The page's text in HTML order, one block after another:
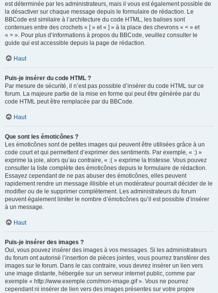
est déterminée par les administrateurs, mais il vous est également possible de
la désactiver sur chaque message depuis le formulaire de rédaction. Le
BBCode est similaire à l’architecture du code HTML, les balises sont
contenues entre des crochets « [ » et « ] » à la place des chevrons « < » et
« > ». Pour plus d’informations à propos du BBCode, veuillez consulter le
guide qui est accessible depuis la page de rédaction.
Haut
Puis-je insérer du code HTML ?
Par mesure de sécurité, il n’est pas possible d’insérer du code HTML sur ce
forum. La majeure partie de la mise en forme qui peut être générée par du
code HTML peut être remplacée par du BBCode.
Haut
Que sont les émoticônes ?
Les émoticônes sont de petites images qui peuvent être utilisées grâce à un
code court et qui permettent d’exprimer des sentiments. Par exemple, « :) »
exprime la joie, alors qu’au contraire, « :( » exprime la tristesse. Vous pouvez
consulter la liste complète des émoticônes depuis le formulaire de rédaction.
Essayez cependant de ne pas abuser des émoticônes, elles peuvent
rapidement rendre un message illisible et un modérateur pourrait décider de le
modifier ou de le supprimer complètement. Les administrateurs du forum
peuvent également limiter le nombre d’émoticônes qu’il est possible d’insérer
à un message.
Haut
Puis-je insérer des images ?
Oui, vous pouvez insérer des images à vos messages. Si les administrateurs
du forum ont autorisé l’insertion de pièces jointes, vous pourrez transférer des
images sur le forum. Dans le cas contraire, vous devrez insérer un lien vers
une image distante, hébergée sur un serveur internet public, comme par
exemple « http://www.exemple.com/mon-image.gif ». Vous ne pourrez
cependant ni insérer de lien vers des images présentes sur votre propre